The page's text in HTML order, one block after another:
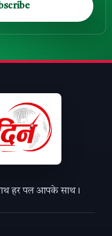
हर पल आपके साथ।